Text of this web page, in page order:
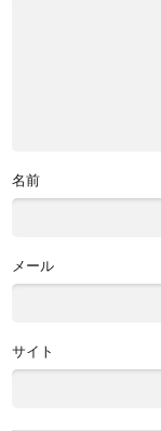
名前
メール
サイト